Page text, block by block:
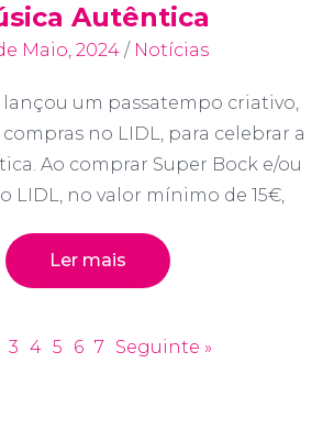
Autêntica
Maio, 2024 / Notícias
lançou um passatempo criativo,
no LIDL, para celebrar a
Ao comprar Super Bock e/ou
LIDL, no valor mínimo de 15€,
Ler mais
3 4 5 6 7 Seguinte »